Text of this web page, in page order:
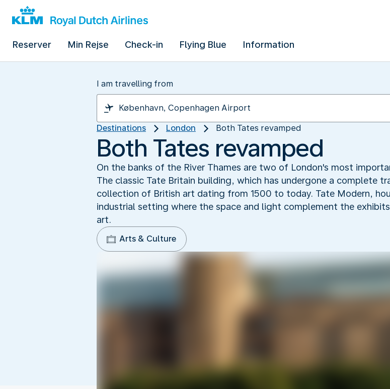
Reserver Min Rejse Check-in Flying Blue Information
I am travelling from
Destinations London Both Tates revamped
Both Tates revamped
On the banks of the River Thames are two of London's most
The classic Tate Britain building, which has undergone a complete
collection of British art dating from 1500 to today. Tate Modern,
industrial setting where the space and light complement the
art.
Arts & Culture